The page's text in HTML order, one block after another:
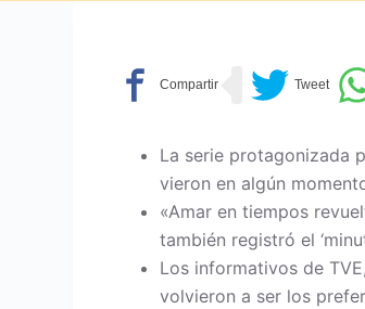
La serie protagonizada
vieron en algún
«Amar en tiempos
también registró el
Los informativos de
volvieron a ser los